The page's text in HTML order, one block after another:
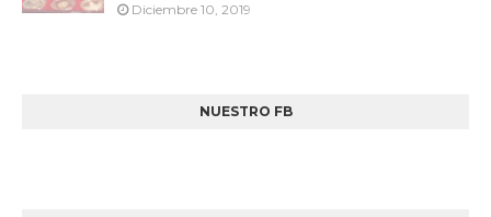
Diciembre 10, 2019
NUESTRO FB